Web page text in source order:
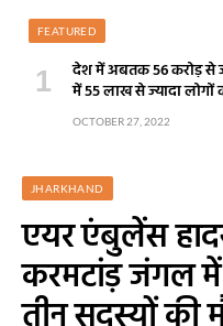
FEATURED
देश में अबतक 56 करोड़ से
में 55 लाख से ज्यादा लोगों
OCTOBER 27, 2022
JHARKHAND
एयर एंबुलेंस
करमटांड़ जंगल